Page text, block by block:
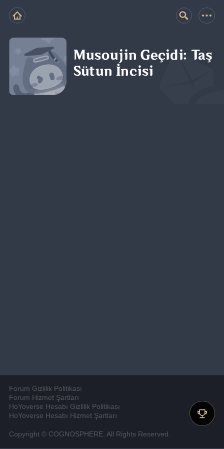
Musoujin Geçidi: Taş
Sütun İncisi
Forum Gizlilik Politikası
Forum Hizmet Şartları
HoYoverse Hesabı Gizlilik Politikası
HoYoverse Hesabı Hizmet Şartları
Copyright © COGNOSPHERE. All Rights Reserved.